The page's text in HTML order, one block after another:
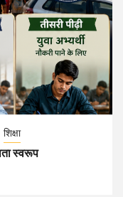
शिक्षा
स्वरूप